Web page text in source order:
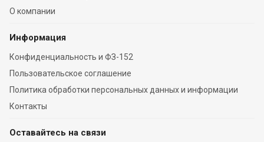
О компании
Информация
Конфиденциальность и ФЗ-152
Пользовательское соглашение
Политика обработки персональных данных и информации
Контакты
Оставайтесь на связи